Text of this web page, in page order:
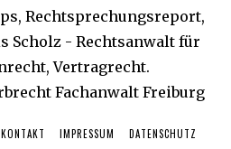
Rechtsprechungsreport,
Scholz - Rechtsanwalt für
Vertragrecht.
Fachanwalt Freiburg
KONTAKT IMPRESSUM DATENSCHUTZ